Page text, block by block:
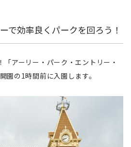
で効率良くパークを回ろう！
アーリー・パーク・エントリー・
園の1時間前に入園します。